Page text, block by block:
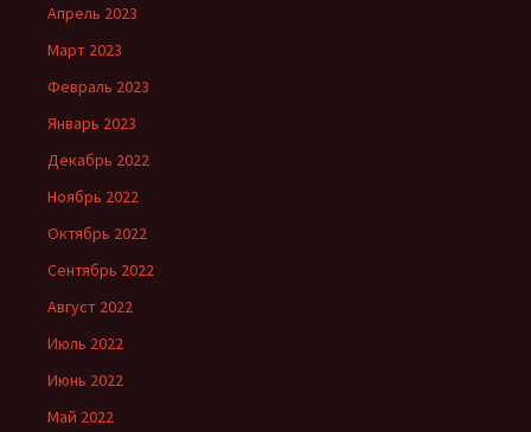
Апрель 2023
Март 2023
Февраль 2023
Январь 2023
Декабрь 2022
Ноябрь 2022
Октябрь 2022
Сентябрь 2022
Август 2022
Июль 2022
Июнь 2022
Май 2022